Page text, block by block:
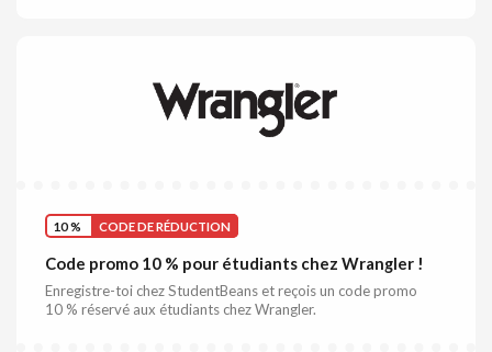
10 % CODE DE RÉDUCTION
Code promo 10 % pour étudiants chez Wrangler !
Enregistre-toi chez StudentBeans et reçois un code promo
10 % réservé aux étudiants chez Wrangler.